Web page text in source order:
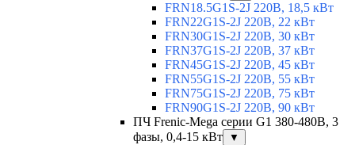
FRN18.5G1S-2J 220В, 18,5 кВт
FRN22G1S-2J 220В, 22 кВт
FRN30G1S-2J 220В, 30 кВт
FRN37G1S-2J 220В, 37 кВт
FRN45G1S-2J 220В, 45 кВт
FRN55G1S-2J 220В, 55 кВт
FRN75G1S-2J 220В, 75 кВт
FRN90G1S-2J 220В, 90 кВт
ПЧ Frenic-Mega серии G1 380-480В, 3
фазы, 0,4-15 кВт
▼